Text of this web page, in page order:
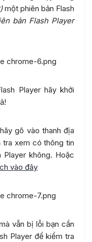
một phiên bản Flash
bản Flash Player
Player hãy khởi
gõ vào thanh địa
xem có thông tin
Player không. Hoặc
vào đây
vẫn bị lỗi bạn cần
Player để kiểm tra